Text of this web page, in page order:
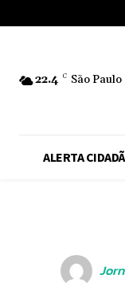
22.4 C São Paulo
ALERTA